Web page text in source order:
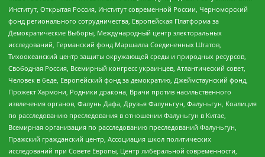
Институт, Открытая Россия, Институт современной России, Черноморский
фонд регионального сотрудничества, Европейская Платформа за
Демократические Выборы, Международный центр электоральных
исследований, Германский фонд Маршалла Соединенных Штатов,
Тихоокеанский центр защиты окружающей среды и природных ресурсов,
Свободная Россия, Всемирный конгресс украинцев, Атлантический совет,
Человек в беде, Европейский фонд за демократию, Джеймстаунский фонд,
Прожект Хармони, Родники дракона, Врачи против насильственного
извлечения органов, Фалунь Дафа, Друзья Фалуньгун, Фалуньгун, Коалиция
по расследованию преследования в отношении Фалуньгун в Китае,
Всемирная организация по расследованию преследований Фалуньгун,
Пражский гражданский центр, Ассоциация школ политических
исследований при Совете Европы, Центр либеральной современности,